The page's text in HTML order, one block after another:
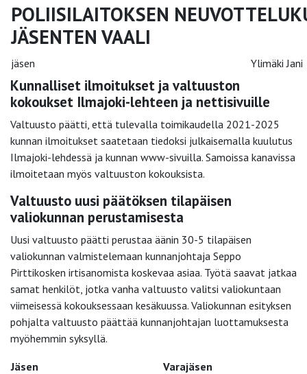
POLIISILAITOKSEN
JÄSENTEN VAALI
jäsen Ylimäki Jani
Kunnalliset ilmoitukset ja valtuuston
kokoukset Ilmajoki-lehteen ja nettisivuille
Valtuusto päätti, että tulevalla toimikaudella 2021-2025
kunnan ilmoitukset saatetaan tiedoksi julkaisemalla kuulutus
Ilmajoki-lehdessä ja kunnan www-sivuilla. Samoissa kanavissa
ilmoitetaan myös valtuuston kokouksista.
Valtuusto uusi päätöksen tilapäisen
valiokunnan perustamisesta
Uusi valtuusto päätti perustaa äänin 30-5 tilapäisen
valiokunnan valmistelemaan kunnanjohtaja Seppo
Pirttikosken irtisanomista koskevaa asiaa. Työtä saavat jatkaa
samat henkilöt, jotka vanha valtuusto valitsi valiokuntaan
viimeisessä kokouksessaan kesäkuussa. Valiokunnan esityksen
pohjalta valtuusto päättää kunnanjohtajan luottamuksesta
myöhemmin syksyllä.
Jäsen
Varajäsen